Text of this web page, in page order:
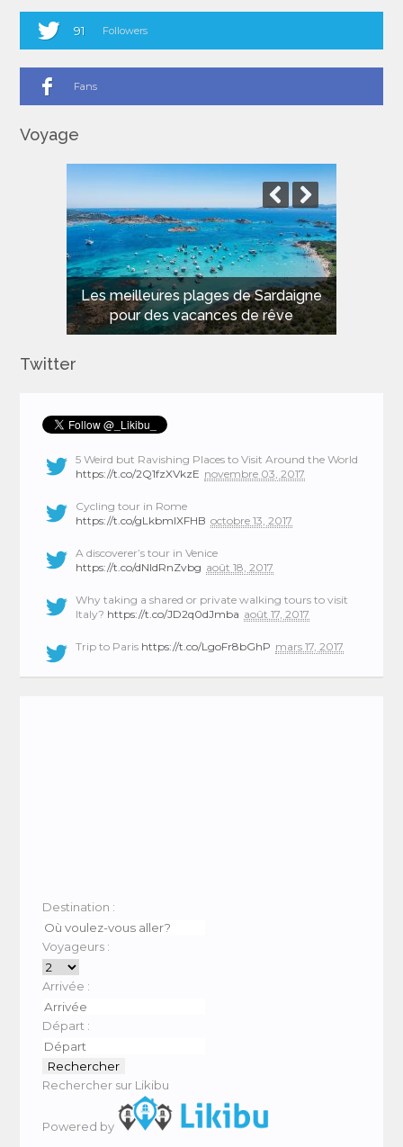
91 Followers
Fans
Voyage
Les meilleures plages de Sardaigne
pour des vacances de rêve
Twitter
5 Weird but Ravishing Places to Visit Around the World
https://t.co/2Q1fzXVkzE novembre 03, 2017
Cycling tour in Rome
https://t.co/gLkbmlXFHB octobre 13, 2017
A discoverer’s tour in Venice
https://t.co/dNIdRnZvbg août 18, 2017
Why taking a shared or private walking tours to visit
Italy? https://t.co/JD2q0dJmba août 17, 2017
Trip to Paris https://t.co/LgoFr8bGhP mars 17, 2017
Destination :
Voyageurs :
Arrivée :
Départ :
Rechercher sur Likibu
Powered by